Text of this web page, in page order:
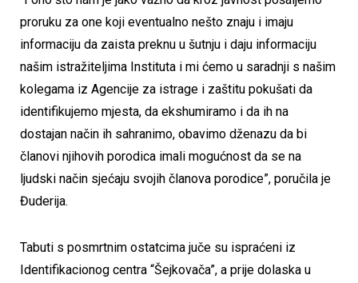
proruku za one koji eventualno nešto znaju i imaju
informaciju da zaista preknu u šutnju i daju informaciju
našim istražiteljima Instituta i mi ćemo u saradnji s našim
kolegama iz Agencije za istrage i zaštitu pokušati da
identifikujemo mjesta, da ekshumiramo i da ih na
dostajan način ih sahranimo, obavimo dženazu da bi
članovi njihovih porodica imali mogućnost da se na
ljudski način sjećaju svojih članova porodice”, poručila je
Đuderija.
Tabuti s posmrtnim ostatcima juče su ispraćeni iz
Identifikacionog centra “Šejkovača”, a prije dolaska u